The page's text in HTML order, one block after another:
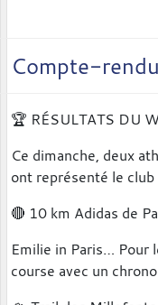
Compte-rendu
🏆 RÉSULTATS DU
Ce dimanche, deux
ont représenté le
🔴 10 km Adidas de
Emilie in Paris… Pour
course avec un